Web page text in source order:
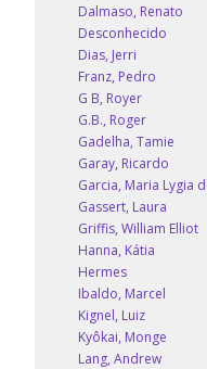
Dalmaso, Renato
Desconhecido
Dias, Jerri
Franz, Pedro
G B, Royer
G.B., Roger
Gadelha, Tamie
Garay, Ricardo
Garcia, Maria Lygia
Gassert, Laura
Griffis, William Elliot
Hanna, Kátia
Hermes
Ibaldo, Marcel
Kignel, Luiz
Kyôkai, Monge
Lang, Andrew